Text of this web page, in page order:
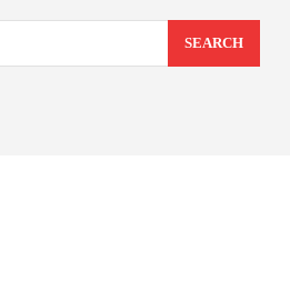
SEARCH